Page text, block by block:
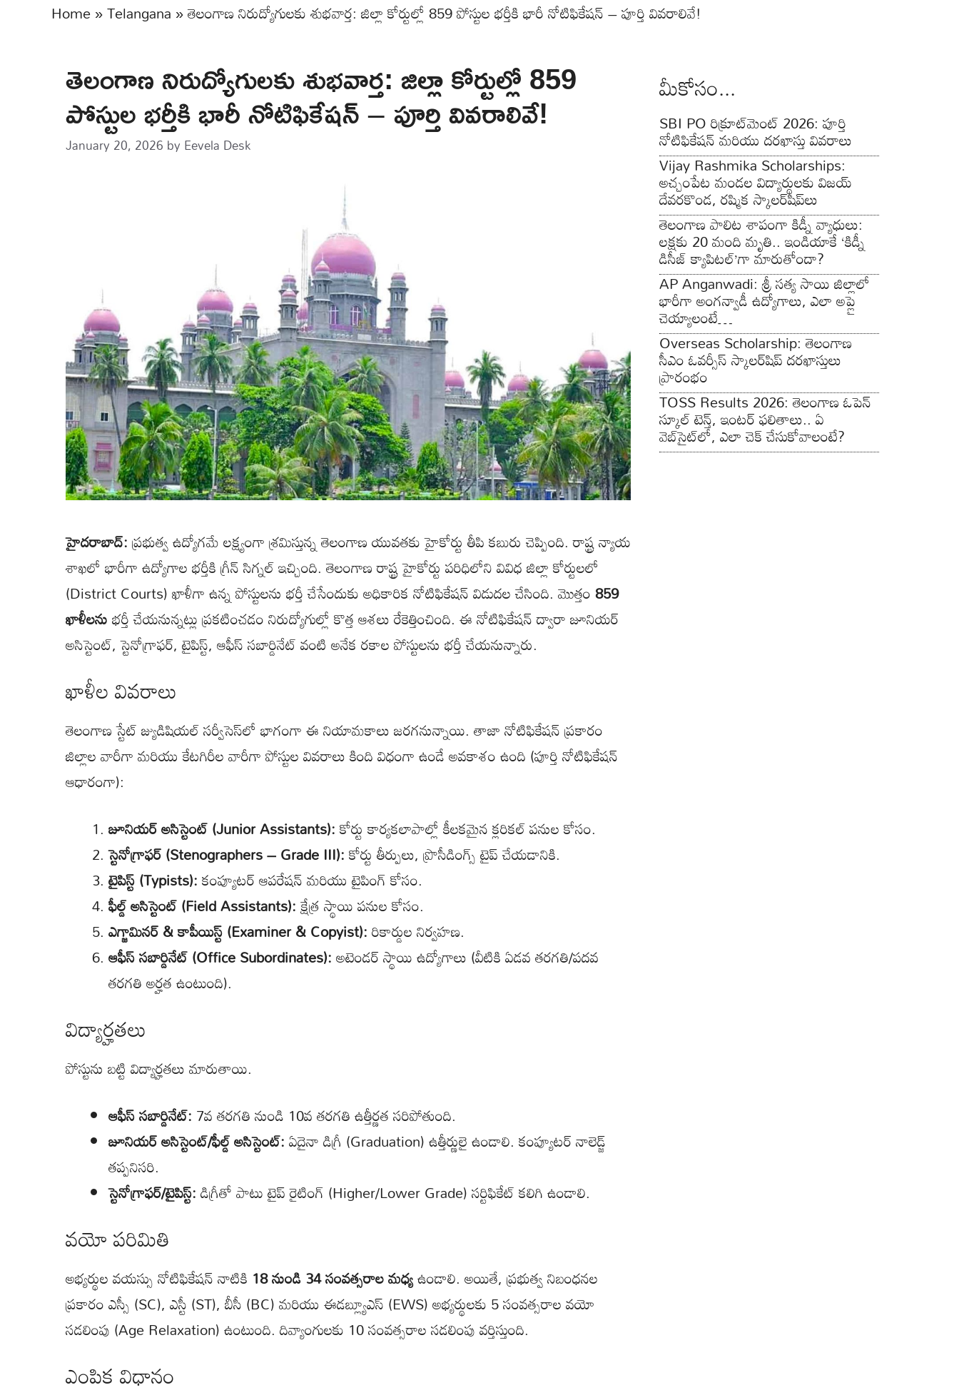
Home»Telangana »తెలంగాణ నిరుద్యోగులకు శుభవార్త: జిల్లా కోర్టుల్లో 859 పోస్టుల భర్తీకి భారీ నోటిఫికేషన్ – పూర్తి వివరాలివే!
తెలంగాణ నిరుద్యోగులకు శుభవార్త: జిల్లా కోర్టుల్లో 859
పోస్టుల భర్తీకి భారీ నోటిఫికేషన్ – పూర్తి వివరాలివే!
January 20, 2026 by Eevela Desk
హైదరాబాద్:ప్రభుత్వ ఉద్యోగమే లక్ష్యంగా శ్రమిస్తున్న తెలంగాణ యువతకు హైకోర్టు తీపి కబురు చెప్పింది. రాష్ట్ర న్యాయ
శాఖలో భారీగా ఉద్యోగాల భర్తీకి గ్రీన్ సిగ్నల్ ఇచ్చింది. తెలంగాణ రాష్ట్ర హైకోర్టు పరిధిలోని వివిధ జిల్లా కోర్టులలో
(District Courts) ఖాళీగా ఉన్న పోస్టులను భర్తీ చేసేందుకు అధికారిక నోటిఫికేషన్ విడుదల చేసింది. మొత్తం859
ఖాళీలనుభర్తీ చేయనున్నట్లు ప్రకటించడం నిరుద్యోగుల్లో కొత్త ఆశలు రేకెత్తించింది. ఈ నోటిఫికేషన్ ద్వారా జూనియర్
అసిస్టెంట్, స్టెనోగ్రాఫర్, టైపిస్ట్, ఆఫీస్ సబార్డినేట్ వంటి అనేక రకాల పోస్టులను భర్తీ చేయనున్నారు.
ఖాళీల వివరాలు
తెలంగాణ స్టేట్ జ్యుడిషియల్ సర్వీసెస్‌లో భాగంగా ఈ నియామకాలు జరగనున్నాయి. తాజా నోటిఫికేషన్ ప్రకారం
జిల్లాల వారీగా మరియు కేటగిరీల వారీగా పోస్టుల వివరాలు కింది విధంగా ఉండే అవకాశం ఉంది (పూర్తి నోటిఫికేషన్
ఆధారంగా):
జూనియర్ అసిస్టెంట్ (Junior Assistants):కోర్టు కార్యకలాపాల్లో కీలకమైన క్లరికల్ పనుల కోసం.
స్టెనోగ్రాఫర్ (Stenographers – Grade III):కోర్టు తీర్పులు, ప్రొసీడింగ్స్ టైప్ చేయడానికి.
టైపిస్ట్ (Typists):కంప్యూటర్ ఆపరేషన్ మరియు టైపింగ్ కోసం.
ఫీల్డ్ అసిస్టెంట్ (Field Assistants):క్షేత్ర స్థాయి పనుల కోసం.
ఎగ్జామినర్ & కాపీయిస్ట్ (Examiner & Copyist):రికార్డుల నిర్వహణ.
ఆఫీస్ సబార్డినేట్ (Office Subordinates):అటెండర్ స్థాయి ఉద్యోగాలు (వీటికి ఏడవ తరగతి/పదవ
తరగతి అర్హత ఉంటుంది).
విద్యార్హతలు
పోస్టును బట్టి విద్యార్హతలు మారుతాయి.
ఆఫీస్ సబార్డినేట్: 7వ తరగతి నుండి 10వ తరగతి ఉత్తీర్ణత సరిపోతుంది.
జూనియర్ అసిస్టెంట్/ఫీల్డ్ అసిస్టెంట్:ఏదైనా డిగ్రీ (Graduation) ఉత్తీర్ణులై ఉండాలి. కంప్యూటర్ నాలెడ్జ్
తప్పనిసరి.
స్టెనోగ్రాఫర్/టైపిస్ట్:డిగ్రీతో పాటు టైప్ రైటింగ్ (Higher/Lower Grade) సర్టిఫికేట్ కలిగి ఉండాలి.
వయో పరిమితి
అభ్యర్థుల వయస్సు నోటిఫికేషన్ నాటికి 18 నుండి 34 సంవత్సరాల మధ్యఉండాలి. అయితే, ప్రభుత్వ నిబంధనల
ప్రకారం ఎస్సీ (SC), ఎస్టీ (ST), బీసీ (BC) మరియు ఈడబ్ల్యూఎస్ (EWS) అభ్యర్థులకు 5 సంవత్సరాల వయో
సడలింపు (Age Relaxation) ఉంటుంది. దివ్యాంగులకు 10 సంవత్సరాల సడలింపు వర్తిస్తుంది.
ఎంపిక విధానం
మీకోసం...
SBI PO రిక్రూట్‌మెంట్ 2026: పూర్తి
నోటిఫికేషన్ మరియు దరఖాస్తు వివరాలు
Vijay Rashmika Scholarships:
అచ్చంపేట మండల విద్యార్థులకు విజయ్
దేవరకొండ, రష్మిక స్కాలర్‌షిప్‌లు
తెలంగాణ పాలిట శాపంగా కిడ్నీ వ్యాధులు:
లక్షకు 20 మంది మృతి.. ఇండియాకే ‘కిడ్నీ
డిసీజ్ క్యాపిటల్’గా మారుతోందా?
AP Anganwadi: శ్రీ సత్య సాయి జిల్లాలో
భారీగా అంగన్వాడీ ఉద్యోగాలు, ఎలా అప్లై
చెయ్యాలంటే…
Overseas Scholarship: తెలంగాణ
సీఎం ఓవర్సీస్ స్కాలర్‌షిప్ దరఖాస్తులు
ప్రారంభం
TOSS Results 2026: తెలంగాణ ఓపెన్
స్కూల్ టెన్త్, ఇంటర్ ఫలితాలు.. ఏ
వెబ్‌సైట్‌లో, ఎలా చెక్ చేసుకోవాలంటే?